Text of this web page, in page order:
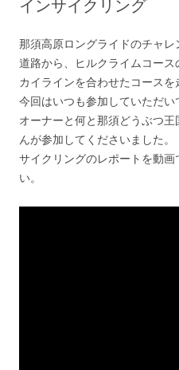
インサイクリング
那須高原ロングライドのチャ
道路から、ヒルクライムコー
カイラインを合わせたコースを
今回はいつも参加していただ
オーナーと何と那須どうぶつ
んが参加してくださいました。
サイクリングのレポートを動
い。